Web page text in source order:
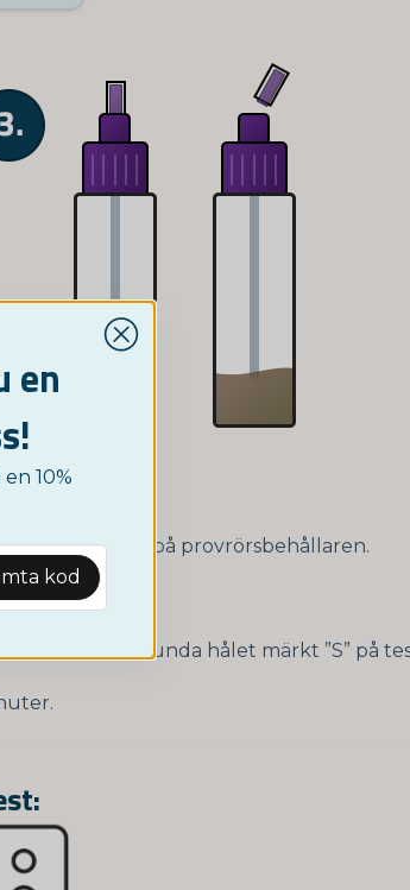
(A).
tillbaka locket på provrörsbehållaren.
en plan yta.
i det runda hålet märkt ”S” på
en
10%
kod